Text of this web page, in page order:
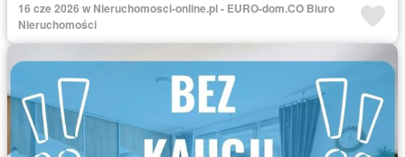
16 cze 2026 w Nieruchomosci-online.pl - EURO-dom.CO Biuro
Nieruchomości